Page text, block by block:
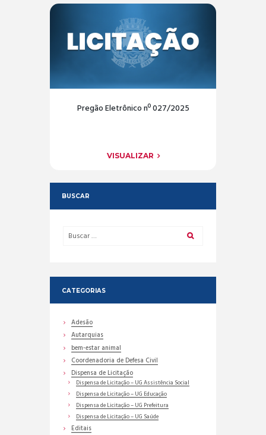
Pregão Eletrônico nº 027/2025
VISUALIZAR
BUSCAR
CATEGORIAS
Adesão
Autarquias
bem-estar animal
Coordenadoria de Defesa Civil
Dispensa de Licitação
Dispensa de Licitação – UG Assistência Social
Dispensa de Licitação – UG Educação
Dispensa de Licitação – UG Prefeitura
Dispensa de Licitação – UG Saúde
Editais